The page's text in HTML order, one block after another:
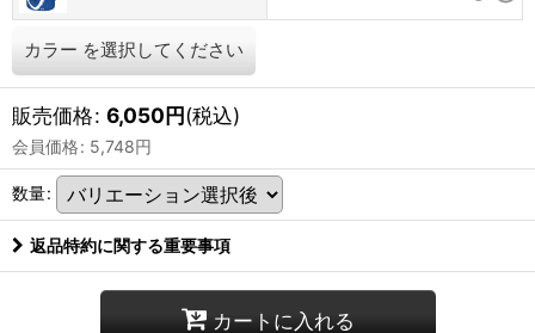
カラー を選択してください
販売価格: 6,050円(税込)
会員価格: 5,748円
数量:
返品特約に関する重要事項
カートに入れる